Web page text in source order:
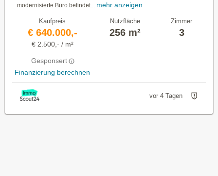
modernisierte Büro befindet... mehr anzeigen
Kaufpreis
€ 640.000,-
€ 2.500,- / m²
Gesponsert
Finanzierung berechnen
Nutzfläche
256 m²
Zimmer
3
vor 4 Tagen